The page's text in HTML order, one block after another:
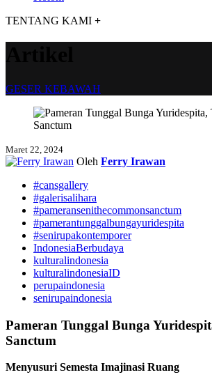
TENTANG KAMI +
GESER KEBAWAH
Maret 22, 2024
Oleh Ferry Irawan
#cansgallery
#galerisalihara
#pameransenithecommonsanctum
#pamerantunggalbungayuridespita
#senirupakontemporer
IndonesiaBerbudaya
kulturalindonesia
kulturalindonesiaID
perupaindonesia
senirupaindonesia
Pameran Tunggal Bunga
Sanctum
Menyusuri Semesta Imajinasi Ruang